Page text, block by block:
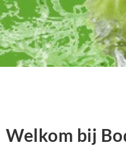
Welkom bij